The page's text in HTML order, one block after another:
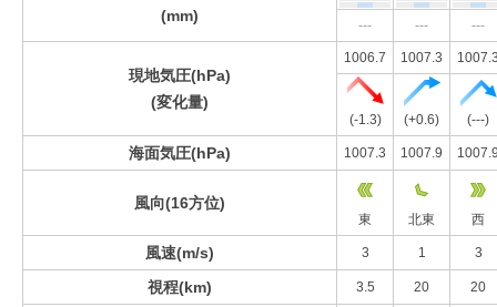
(mm)
--- --- ---
現地気圧(hPa)
(変化量)
1006.7 1007.3
(-1.3) (+0.6) (---)
海面気圧(hPa) 1007.3 1007.9
風向(16方位)
東 北東 西
風速(m/s) 3 1 3
視程(km) 3.5 20 20